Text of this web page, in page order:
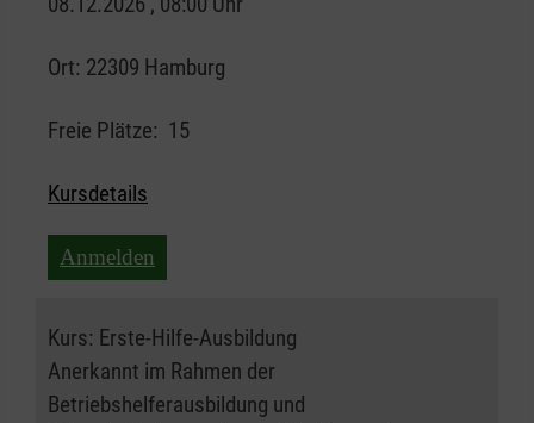
Ort: 22309 Hamburg
Freie Plätze: 15
Kursdetails
Anmelden
Kurs: Erste-Hilfe-Ausbildung
Anerkannt im Rahmen der
Betriebshelferausbildung und